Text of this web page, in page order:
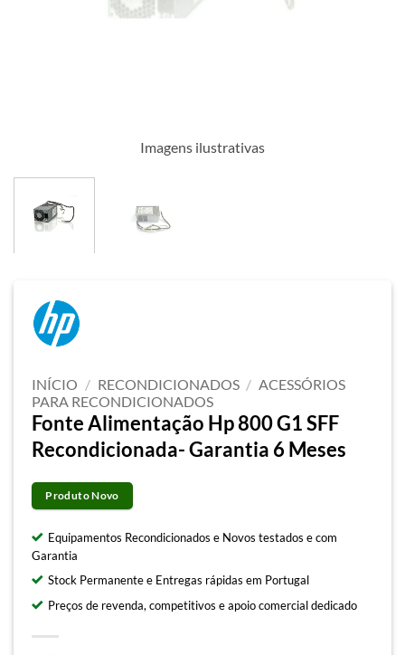
Imagens ilustrativas
INÍCIO / RECONDICIONADOS / ACESSÓRIOS
PARA RECONDICIONADOS
Fonte Alimentação Hp 800 G1 SFF
Recondicionada- Garantia 6 Meses
Produto Novo
Equipamentos Recondicionados e Novos testados e com
Garantia
Stock Permanente e Entregas rápidas em Portugal
Preços de revenda, competitivos e apoio comercial dedicado